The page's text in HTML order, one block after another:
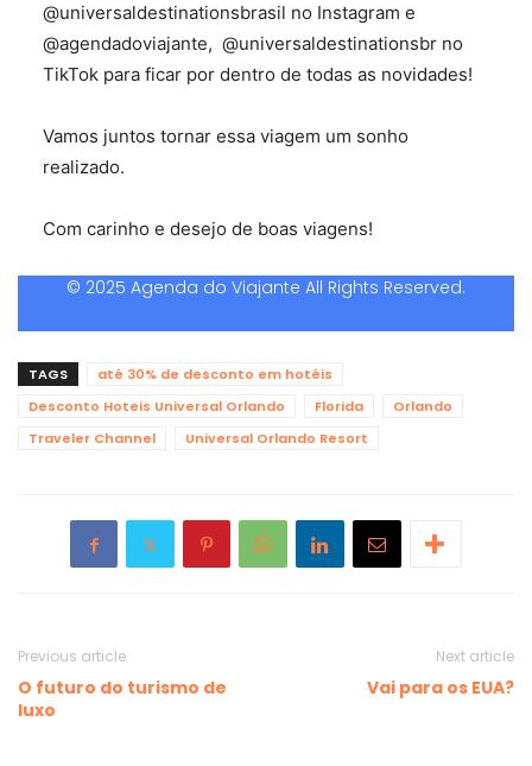
@universaldestinationsbrasil no Instagram e
@agendadoviajante, @universaldestinationsbr no
TikTok para ficar por dentro de todas as novidades!
Vamos juntos tornar essa viagem um sonho
realizado.
Com carinho e desejo de boas viagens!
© 2025 Agenda do Viajante All Rights Reserved.
TAGS
até 30% de desconto em hotéis
Desconto Hoteis Universal Orlando
Florida
Orlando
Traveler Channel
Universal Orlando Resort
Previous article
O futuro do turismo de
luxo
Next article
Vai para os EUA?